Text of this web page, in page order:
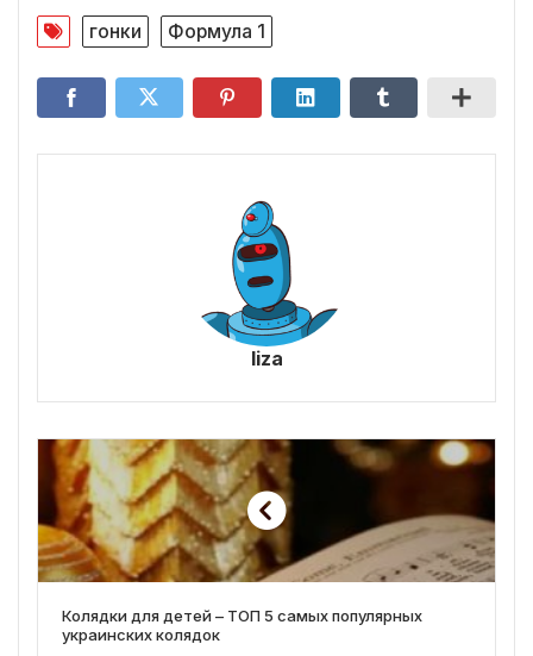
гонки Формула 1
liza
Колядки для детей – ТОП 5 самых популярных
украинских колядок